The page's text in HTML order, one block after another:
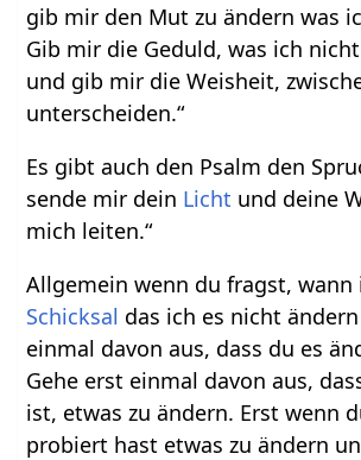
gib mir den Mut zu ändern was
Gib mir die Geduld, was ich
und gib mir die Weisheit,
unterscheiden.“
Es gibt auch den Psalm den
sende mir dein Licht und deine
mich leiten.“
Allgemein wenn du fragst, wann
Schicksal das ich es nicht
einmal davon aus, dass du es
Gehe erst einmal davon aus,
ist, etwas zu ändern. Erst wenn
probiert hast etwas zu ändern